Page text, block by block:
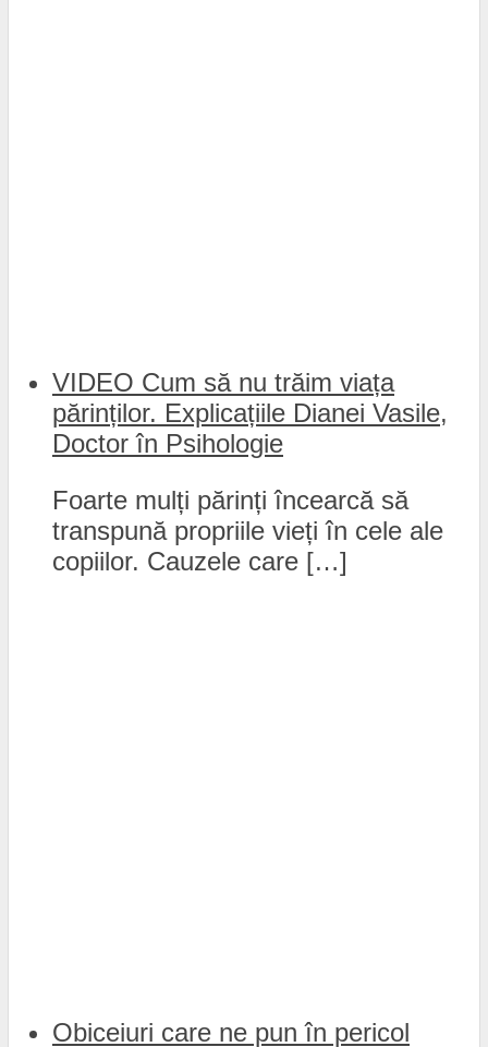
VIDEO Cum să nu trăim viața
părinților. Explicațiile Dianei Vasile,
Doctor în Psihologie
Foarte mulți părinți încearcă să
transpună propriile vieți în cele ale
copiilor. Cauzele care […]
Obiceiuri care ne pun în pericol